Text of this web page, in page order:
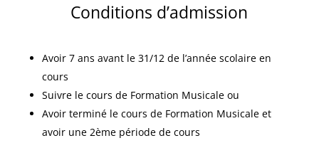
Conditions d’admission
Avoir 7 ans avant le 31/12 de l’année scolaire en
cours
Suivre le cours de Formation Musicale ou
Avoir terminé le cours de Formation Musicale et
avoir une 2ème période de cours